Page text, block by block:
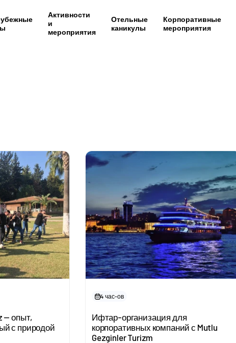
Активности
и
мероприятия
Отельные
каникулы
Корпоративные
мероприятия
— опыт,
с природой
4 час-ов
Ифтар-организация для
корпоративных компаний с Mutlu
Gezginler Turizm